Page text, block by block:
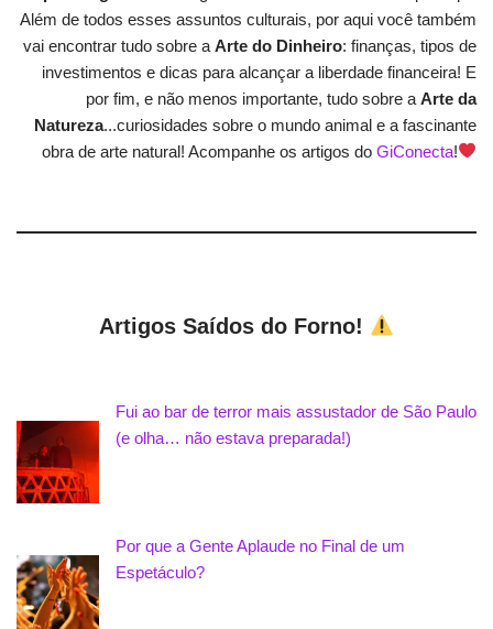
Além de todos esses assuntos culturais, por aqui você também
vai encontrar tudo sobre a Arte do Dinheiro: finanças, tipos de
investimentos e dicas para alcançar a liberdade financeira! E
por fim, e não menos importante, tudo sobre a Arte da
Natureza...curiosidades sobre o mundo animal e a fascinante
obra de arte natural! Acompanhe os artigos do GiConecta!
Artigos Saídos do Forno!
Fui ao bar de terror mais assustador de São Paulo
(e olha… não estava preparada!)
Por que a Gente Aplaude no Final de um
Espetáculo?